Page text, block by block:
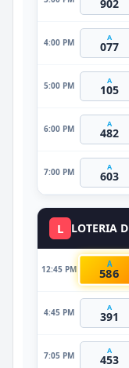
902
4:00 PM A
077
5:00 PM A
105
6:00 PM A
482
7:00 PM A
603
L LOTERIA
12:45 PM
A
586
4:45 PM A
391
7:05 PM A
453